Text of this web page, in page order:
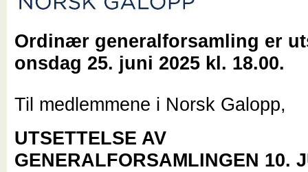
Ordinær generalforsamling er
onsdag 25. juni 2025 kl. 18.00.
Til medlemmene i Norsk Galopp,
UTSETTELSE AV
GENERALFORSAMLINGEN 10.